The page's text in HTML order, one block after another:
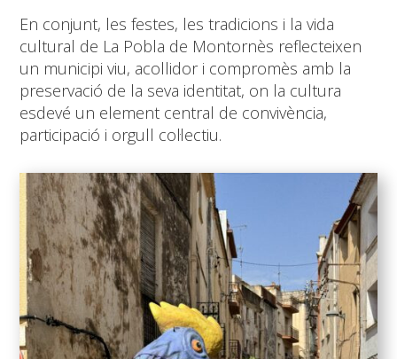
En conjunt, les festes, les tradicions i la vida
cultural de La Pobla de Montornès reflecteixen
un municipi viu, acollidor i compromès amb la
preservació de la seva identitat, on la cultura
esdevé un element central de convivència,
participació i orgull col·lectiu.